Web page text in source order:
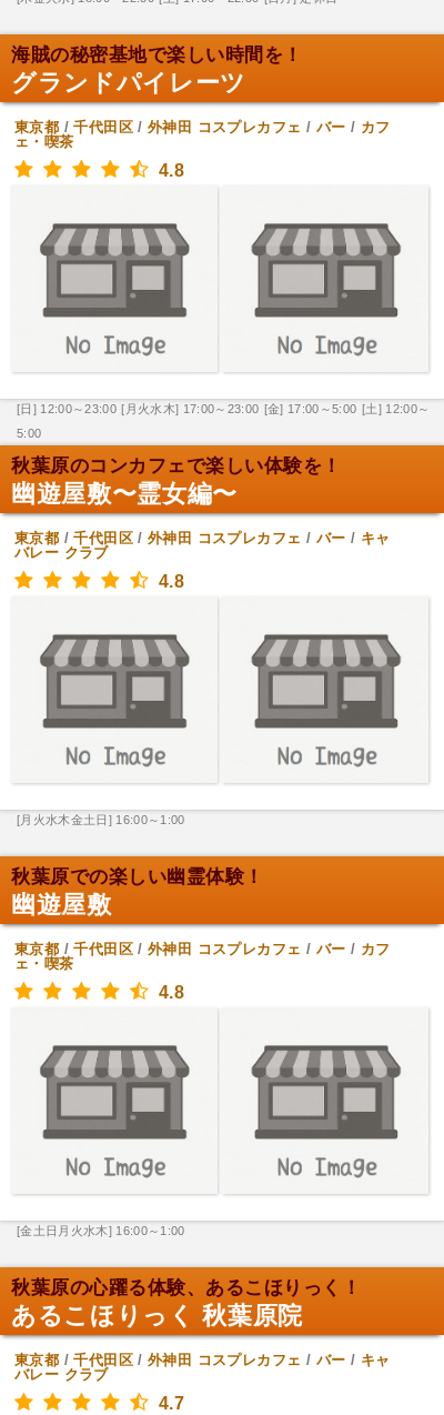
海賊の秘密基地で楽しい時間を！
グランドパイレーツ
東京都 /千代田区/外神田 コスプレカフェ / バー / カフ
ェ・喫茶
4.8
[日] 12:00～23:00 [月火水木] 17:00～23:00 [金] 17:00～5:00 [土] 12:00～
5:00
秋葉原のコンカフェで楽しい体験を！
幽遊屋敷〜霊女編〜
東京都 /千代田区/外神田 コスプレカフェ / バー / キャ
バレー クラブ
4.8
[月火水木金土日] 16:00～1:00
秋葉原での楽しい幽霊体験！
幽遊屋敷
東京都 /千代田区/外神田 コスプレカフェ / バー / カフ
ェ・喫茶
4.8
[金土日月火水木] 16:00～1:00
秋葉原の心躍る体験、あるこほりっく！
あるこほりっく 秋葉原院
東京都 /千代田区/外神田 コスプレカフェ / バー / キャ
バレー クラブ
4.7